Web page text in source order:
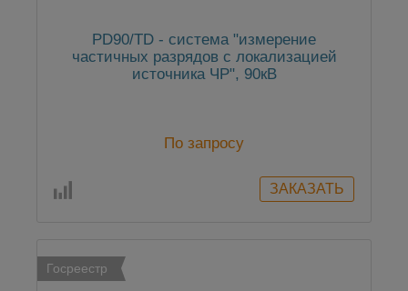
PD90/TD - система "измерение
частичных разрядов с локализацией
источника ЧР", 90кВ
По запросу
Госреестр